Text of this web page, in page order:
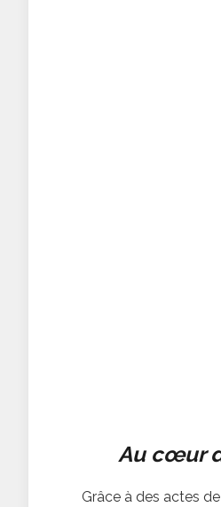
Au cœur
Grâce à des actes